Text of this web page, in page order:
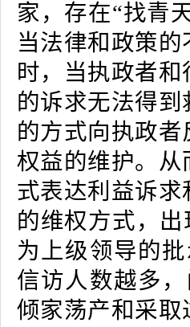
家，存在“找青
当法律和政策
时，当执政者
的诉求无法得
的方式向执政
权益的维护。
式表达利益诉
的维权方式，出
为上级领导的
信访人数越多
倾家荡产和采